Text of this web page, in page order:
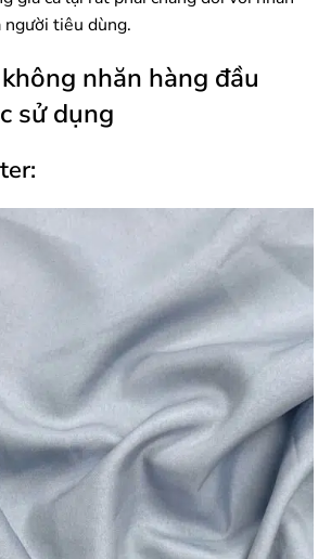
người tiêu dùng.
nhăn hàng đầu
sử dụng